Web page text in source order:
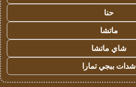
حنا
ماتشا
شاي ماتشا
شدات ببجي تمارا